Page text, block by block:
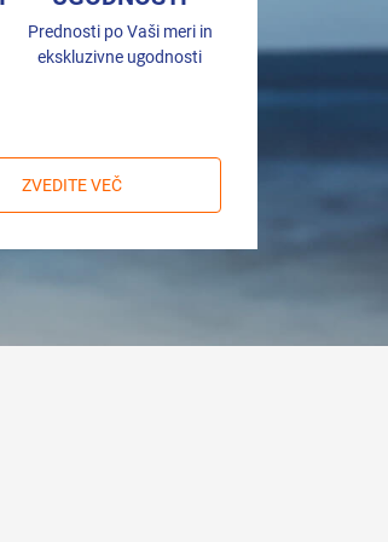
Prednosti po Vaši meri in
ekskluzivne ugodnosti
ZVEDITE VEČ